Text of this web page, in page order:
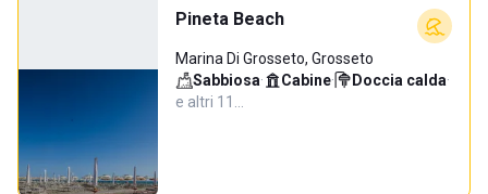
Pineta Beach
Marina Di Grosseto, Grosseto
Sabbiosa· Cabine· Doccia calda·
e altri 11…